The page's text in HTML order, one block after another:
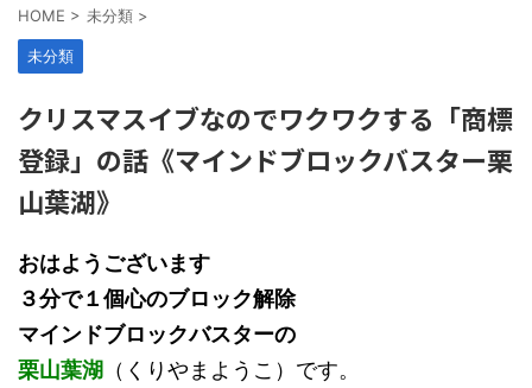
HOME > 未分類 >
未分類
クリスマスイブなのでワクワクする「商標
登録」の話《マインドブロックバスター栗
山葉湖》
おはようございます
３分で１個心のブロック解除
マインドブロックバスターの
栗山葉湖 （くりやまようこ）です。